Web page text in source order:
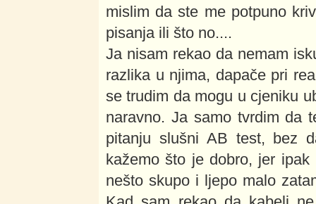
mislim da ste me potpuno
pisanja ili što no....
Ja nisam rekao da nemam
razlika u njima, dapače pri
se trudim da mogu u cjeniku
naravno. Ja samo tvrdim da
pitanju slušni AB test, bez
kažemo što je dobro, jer
nešto skupo i ljepo malo